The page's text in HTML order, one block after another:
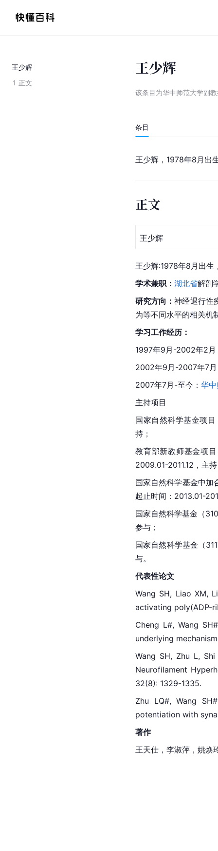
王少辉
1 正文
王少辉
该条目为华中师范大学副
条目
王少辉，1978年8月出
正文
王少辉
王少辉:1978年8月出生
学术兼职： 湖北省解剖
研究方向：神经退行性
为等不同水平的相关机
学习工作经历：
1997年9月-2002年2月
2002年9月-2007年7
2007年7月-至今： 华
主持项目
国家自然科学基金项
持；
教育部新教师基金项
2009.01-2011.12，主
国家自然科学基金中加
起止时间：2013.01-
国家自然科学基金（
参与；
国家自然科学基金（
与。
代表性论文
Wang SH, Liao XM,
activating poly(ADP-
Cheng L#, Wang
underlying
Wang SH, Zhu L,
Neurofilament
32(8): 1329-1335.
Zhu LQ#, Wang
potentiation with
著作
王天仕，李淑萍，姚焕